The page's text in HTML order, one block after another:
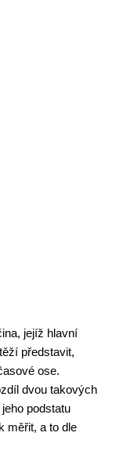
jejíž hlavní
představit,
ose.
dvou takových
podstatu
měřit, a to dle